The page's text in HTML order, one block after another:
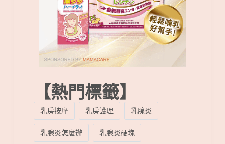
【熱門標籤】
乳房按摩 乳房護理
乳腺炎
乳腺炎怎麼辦
乳腺炎硬塊